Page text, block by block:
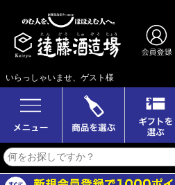
いらっしゃいませ、ゲスト様